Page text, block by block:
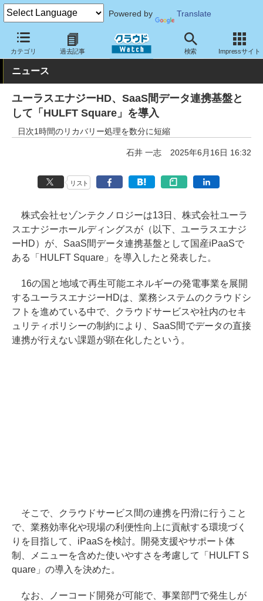
Powered by Translate
カテゴリ 過去記事 検索 Impressサイト
クラウド Watch トピック 導入事例 クラウド
ニュース
ユーラスエナジーHD、SaaS間データ連携基盤と
して「HULFT Square」を導入
日次1時間のリカバリー処理を数分に短縮
石井 一志 2025年6月16日 16:32
リスト
株式会社セゾンテクノロジーは13日、株式会社ユーラ
スエナジーホールディングスが（以下、ユーラスエナジ
ーHD）が、SaaS間データ連携基盤として国産iPaaSで
ある「HULFT Square」を導入したと発表した。
16の国と地域で再生可能エネルギーの発電事業を展開
するユーラスエナジーHDは、業務システムのクラウドシ
フトを進めている中で、クラウドサービスや社内のセキ
ュリティポリシーの制約により、SaaS間でデータの直接
連携が行えない課題が顕在化したという。
そこで、クラウドサービス間の連携を円滑に行うこと
で、業務効率化や現場の利便性向上に貢献する環境づく
りを目指して、iPaaSを検討。開発支援やサポート体
制、メニューを含めた使いやすさを考慮して「HULFT S
quare」の導入を決めた。
なお、ノーコード開発が可能で、事業部門で発生しが